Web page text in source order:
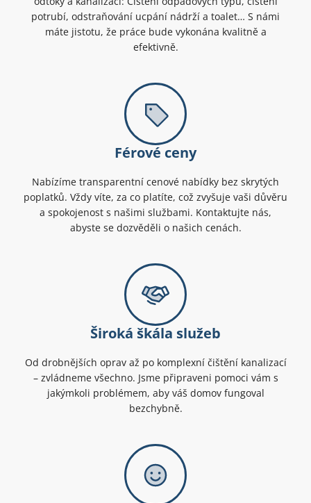
potrubí, odstraňování ucpání nádrží a toalet… S námi
máte jistotu, že práce bude vykonána kvalitně a
efektivně.
Férové ceny
Nabízíme transparentní cenové nabídky bez skrytých
poplatků. Vždy víte, za co platíte, což zvyšuje vaši důvěru
a spokojenost s našimi službami. Kontaktujte nás,
abyste se dozvěděli o našich cenách.
Široká škála služeb
Od drobnějších oprav až po komplexní čištění kanalizací
– zvládneme všechno. Jsme připraveni pomoci vám s
jakýmkoli problémem, aby váš domov fungoval
bezchybně.